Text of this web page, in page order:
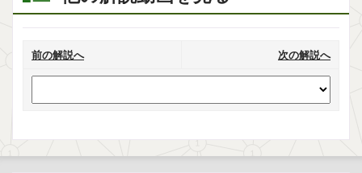
前の解説へ 次の解説へ